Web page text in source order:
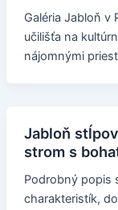
Galéria Jabloň v
učilišťa na
nájomnými
Jabloň
strom s
Podrobný popis
charakteristík,